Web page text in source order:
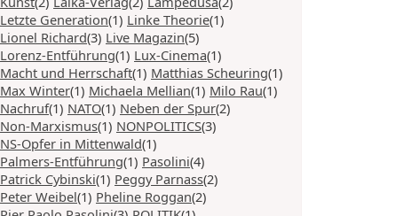
Letzte Generation(1) Linke Theorie(1)
Lionel Richard(3) Live Magazin(5)
Lorenz-Entführung(1) Lux-Cinema(1)
Macht und Herrschaft(1) Matthias Scheuring(1)
Max Winter(1) Michaela Mellian(1) Milo Rau(1)
Nachruf(1) NATO(1) Neben der Spur(2)
Non-Marxismus(1) NONPOLITICS(3)
NS-Opfer in Mittenwald(1)
Palmers-Entführung(1) Pasolini(4)
Patrick Cybinski(1) Peggy Parnass(2)
Peter Weibel(1) Pheline Roggan(2)